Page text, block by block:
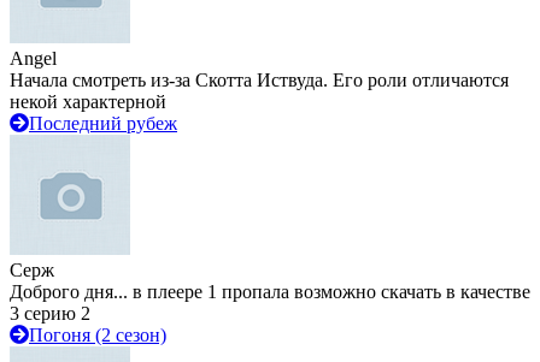
Angel
Начала смотреть из-за Скотта Иствуда. Его роли отличаются
некой характерной
Последний рубеж
Серж
Доброго дня... в плеере 1 пропала возможно скачать в качестве
3 серию 2
Погоня (2 сезон)